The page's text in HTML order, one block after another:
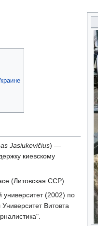
Jasiukevičius) —
киевскому
(Литовская ССР).
университет (2002) по
Витовта